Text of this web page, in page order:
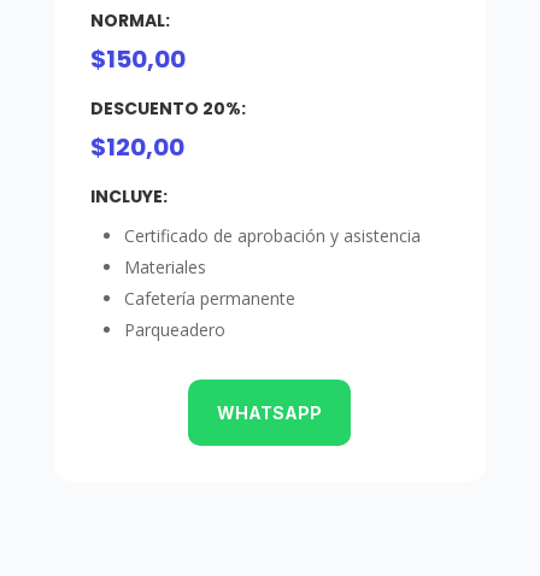
NORMAL:
$150,00
DESCUENTO 20%:
$120,00
INCLUYE:
Certificado de aprobación y asistencia
Materiales
Cafetería permanente
Parqueadero
WHATSAPP